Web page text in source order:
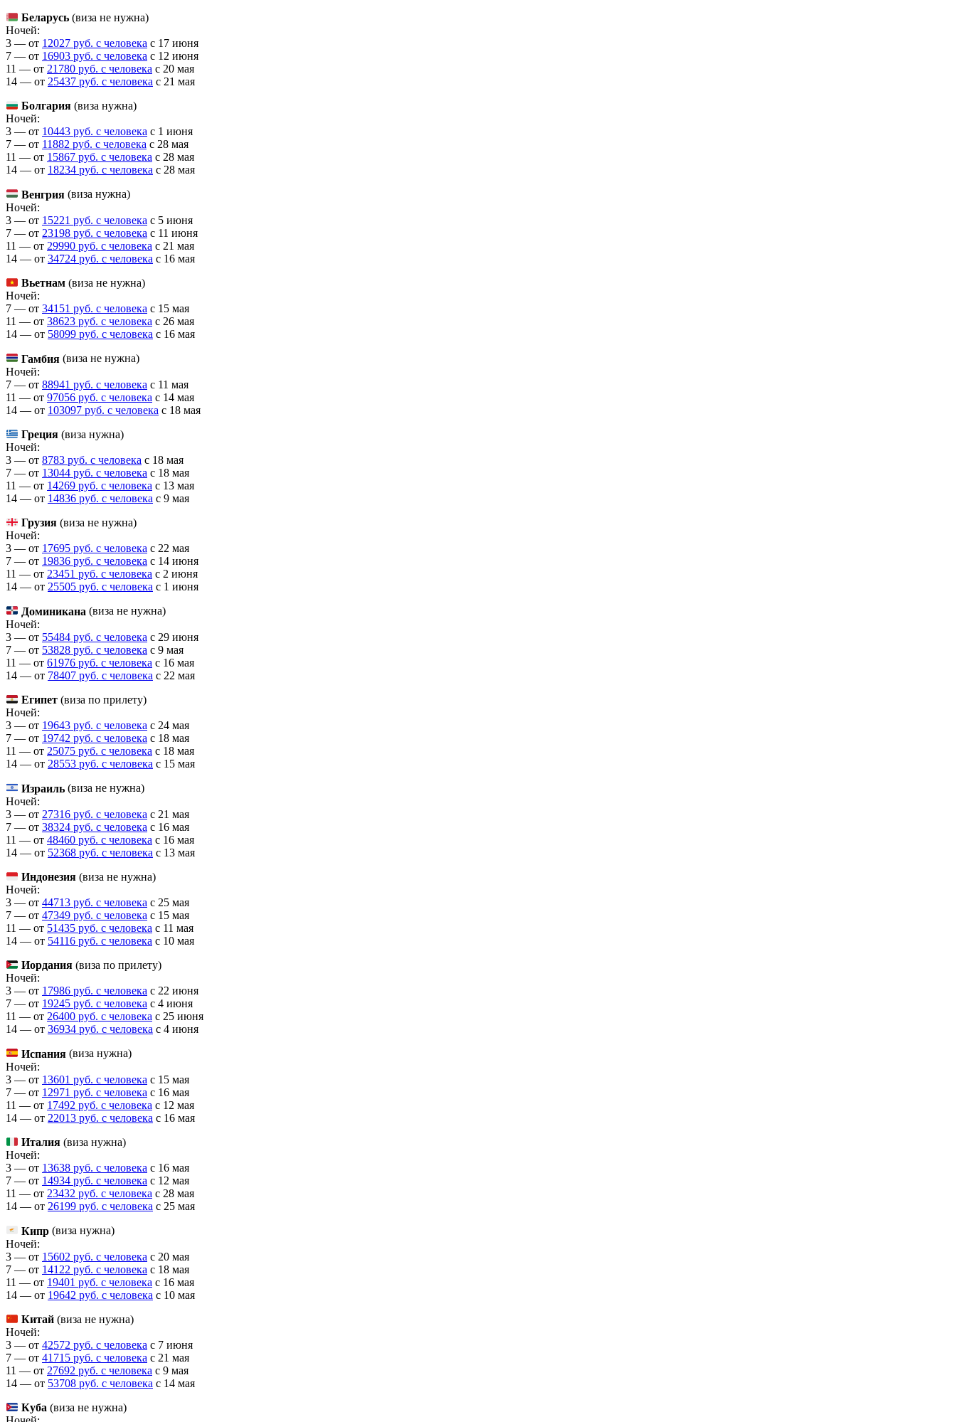
Беларусь (виза не нужна)
Ночей:
3 — от 12027 руб. с человека c 17 июня
7 — от 16903 руб. с человека c 12 июня
11 — от 21780 руб. с человека c 20 мая
14 — от 25437 руб. с человека c 21 мая
Болгария (виза нужна)
Ночей:
3 — от 10443 руб. с человека c 1 июня
7 — от 11882 руб. с человека c 28 мая
11 — от 15867 руб. с человека c 28 мая
14 — от 18234 руб. с человека c 28 мая
Венгрия (виза нужна)
Ночей:
3 — от 15221 руб. с человека c 5 июня
7 — от 23198 руб. с человека c 11 июня
11 — от 29990 руб. с человека c 21 мая
14 — от 34724 руб. с человека c 16 мая
Вьетнам (виза не нужна)
Ночей:
7 — от 34151 руб. с человека c 15 мая
11 — от 38623 руб. с человека c 26 мая
14 — от 58099 руб. с человека c 16 мая
Гамбия (виза не нужна)
Ночей:
7 — от 88941 руб. с человека c 11 мая
11 — от 97056 руб. с человека c 14 мая
14 — от 103097 руб. с человека c 18 мая
Греция (виза нужна)
Ночей:
3 — от 8783 руб. с человека c 18 мая
7 — от 13044 руб. с человека c 18 мая
11 — от 14269 руб. с человека c 13 мая
14 — от 14836 руб. с человека c 9 мая
Грузия (виза не нужна)
Ночей:
3 — от 17695 руб. с человека c 22 мая
7 — от 19836 руб. с человека c 14 июня
11 — от 23451 руб. с человека c 2 июня
14 — от 25505 руб. с человека c 1 июня
Доминикана (виза не нужна)
Ночей:
3 — от 55484 руб. с человека c 29 июня
7 — от 53828 руб. с человека c 9 мая
11 — от 61976 руб. с человека c 16 мая
14 — от 78407 руб. с человека c 22 мая
Египет (виза по прилету)
Ночей:
3 — от 19643 руб. с человека c 24 мая
7 — от 19742 руб. с человека c 18 мая
11 — от 25075 руб. с человека c 18 мая
14 — от 28553 руб. с человека c 15 мая
Израиль (виза не нужна)
Ночей:
3 — от 27316 руб. с человека c 21 мая
7 — от 38324 руб. с человека c 16 мая
11 — от 48460 руб. с человека c 16 мая
14 — от 52368 руб. с человека c 13 мая
Индонезия (виза не нужна)
Ночей:
3 — от 44713 руб. с человека c 25 мая
7 — от 47349 руб. с человека c 15 мая
11 — от 51435 руб. с человека c 11 мая
14 — от 54116 руб. с человека c 10 мая
Иордания (виза по прилету)
Ночей:
3 — от 17986 руб. с человека c 22 июня
7 — от 19245 руб. с человека c 4 июня
11 — от 26400 руб. с человека c 25 июня
14 — от 36934 руб. с человека c 4 июня
Испания (виза нужна)
Ночей:
3 — от 13601 руб. с человека c 15 мая
7 — от 12971 руб. с человека c 16 мая
11 — от 17492 руб. с человека c 12 мая
14 — от 22013 руб. с человека c 16 мая
Италия (виза нужна)
Ночей:
3 — от 13638 руб. с человека c 16 мая
7 — от 14934 руб. с человека c 12 мая
11 — от 23432 руб. с человека c 28 мая
14 — от 26199 руб. с человека c 25 мая
Кипр (виза нужна)
Ночей:
3 — от 15602 руб. с человека c 20 мая
7 — от 14122 руб. с человека c 18 мая
11 — от 19401 руб. с человека c 16 мая
14 — от 19642 руб. с человека c 10 мая
Китай (виза не нужна)
Ночей:
3 — от 42572 руб. с человека c 7 июня
7 — от 41715 руб. с человека c 21 мая
11 — от 27692 руб. с человека c 9 мая
14 — от 53708 руб. с человека c 14 мая
Куба (виза не нужна)